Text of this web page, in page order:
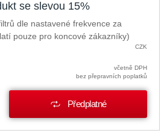
se slevou 15%
dle nastavené frekvence za
pouze pro koncové zákazníky)
CZK
včetně DPH
bez přepravních poplatků
Předplatné